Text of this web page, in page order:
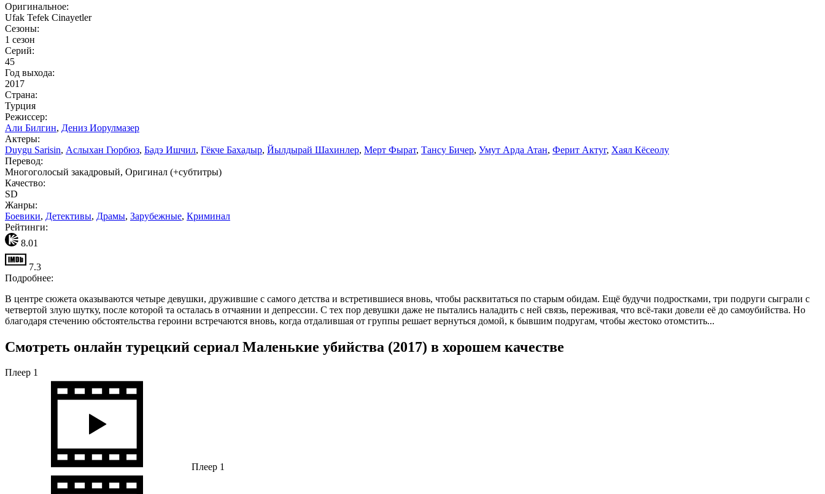
Оригинальное:
Ufak Tefek Cinayetler
Сезоны:
1 сезон
Серий:
45
Год выхода:
2017
Страна:
Турция
Режиссер:
Али Билгин, Дениз Иорулмазер
Актеры:
Duygu Sarisin, Аслыхан Гюрбюз, Бадэ Ишчил, Гёкче Бахадыр, Йылдырай Шахинлер, Мерт Фырат, Тансу Бичер, Умут Арда Атан, Ферит Актуг, Хаял Кёсеолу
Перевод:
Многоголосый закадровый, Оригинал (+субтитры)
Качество:
SD
Жанры:
Боевики, Детективы, Драмы, Зарубежные, Криминал
Рейтинги:
8.01
7.3
Подробнее:
В центре сюжета оказываются четыре девушки, дружившие с самого детства и встретившиеся вновь, чтобы расквитаться по старым обидам. Ещё будучи подростками, три подруги сыграли с
четвертой злую шутку, после которой та осталась в отчаянии и депрессии. С тех пор девушки даже не пытались наладить с ней связь, переживая, что всё-таки довели её до самоубийства. Но
благодаря стечению обстоятельства героини встречаются вновь, когда отдалившая от группы решает вернуться домой, к бывшим подругам, чтобы жестоко отомстить...
Смотреть онлайн турецкий сериал Маленькие убийства (2017) в хорошем качестве
Плеер 1
Плеер 1